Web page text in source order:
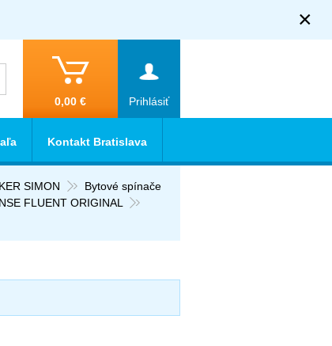
×
Prihlásiť
0,00 €
SIMON
Bytové spínače
FLUENT ORIGINAL
Kontakt Bratislava